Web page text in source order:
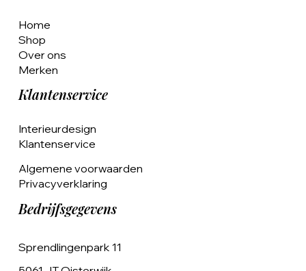
Home
Shop
Over ons
Merken
Klantenservice
Interieurdesign
Klantenservice
Algemene voorwaarden
Privacyverklaring
Bedrijfsgegevens
Sprendlingenpark 11